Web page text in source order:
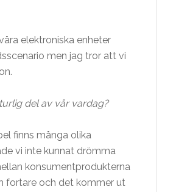
elektroniska enheter
men jag tror att vi
del av vår vardag?
finns många olika
vi inte kunnat drömma
konsumentprodukterna
fortare och det kommer ut